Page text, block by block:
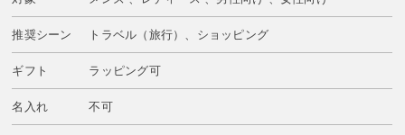
推奨シーン トラベル（旅行）、ショッピング
ギフト ラッピング可
名入れ 不可